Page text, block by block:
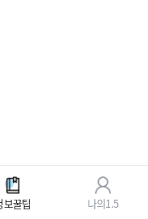
보꿀팁 나의1.5